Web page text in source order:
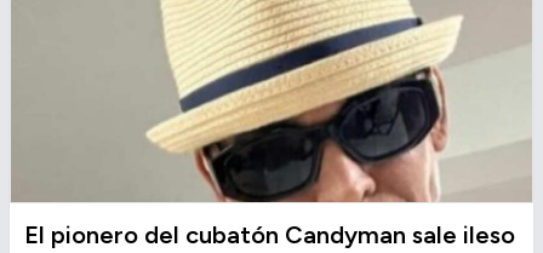
El pionero del cubatón Candyman sale ileso